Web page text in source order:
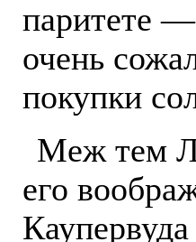
паритете
очень
покупки
Меж тем
его